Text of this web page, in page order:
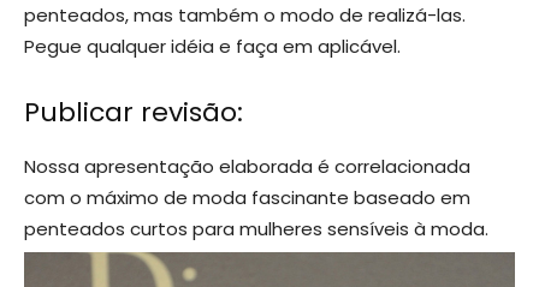
penteados, mas também o modo de realizá-las.
Pegue qualquer idéia e faça em aplicável.
Publicar revisão:
Nossa apresentação elaborada é correlacionada
com o máximo de moda fascinante baseado em
penteados curtos para mulheres sensíveis à moda.